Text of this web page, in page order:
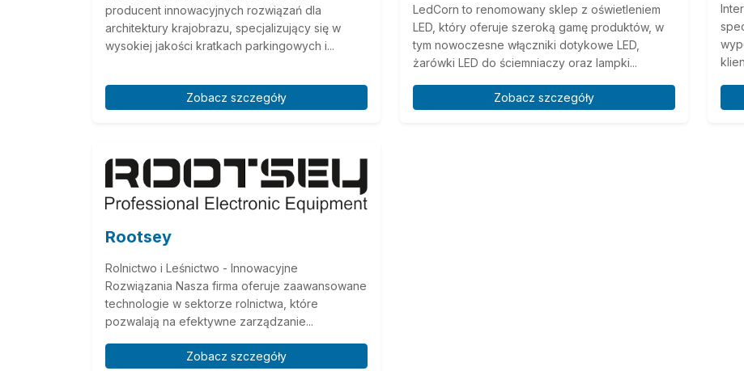
producent innowacyjnych rozwiązań dla
architektury krajobrazu, specjalizujący się w
wysokiej jakości kratkach parkingowych i...
Zobacz szczegóły
LedCorn to renomowany sklep z oświetleniem
LED, który oferuje szeroką gamę produktów, w
tym nowoczesne włączniki dotykowe LED,
żarówki LED do ściemniaczy oraz lampki...
Zobacz szczegóły
Rootsey
Rolnictwo i Leśnictwo - Innowacyjne
Rozwiązania Nasza firma oferuje zaawansowane
technologie w sektorze rolnictwa, które
pozwalają na efektywne zarządzanie...
Zobacz szczegóły